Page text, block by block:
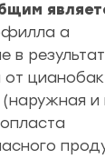
a
в
и